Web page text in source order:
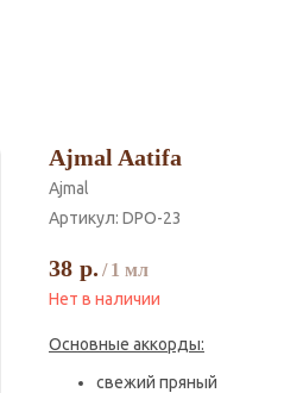
Ajmal Aatifa
Ajmal
Артикул: DPO-23
38 р. / 1 мл
Нет в наличии
Основные аккорды:
свежий пряный